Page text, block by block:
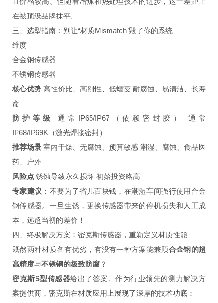
在被顶级品牌抹平。
三、选型指南：别让“材质Mismatch”毁了你的系统
维度
合金钢传感器
不锈钢传感器
核心优势 高性价比、高刚性、低蠕变 耐腐蚀、易清洁、长寿
命
防护等级
通常IP65/IP67（依赖密封胶） 通常
IP68/IP69K（激光焊接密封）
推荐场景 室内干燥、无腐蚀、预算敏感 潮湿、腐蚀、食品医
药、户外
风险点 锈蚀导致永久损坏 初始投资略高
专家建议 ：不要为了省几百块钱，在潮湿车间强行使用合金
钢传感器。一旦生锈，更换传感器带来的停机损失和人工成
本，远超当初的差价！
四、终极解决方案：密克斯传感器，重新定义材质性能
既然两种材质各有优劣，有没有一种方案能兼顾合金钢的超
高精度与不锈钢的极致防腐 ？
密克斯S型传感器给出了答案。作为行业领先的测力解决方
案提供商，密克斯在材质应用上展现了深厚的技术功底：